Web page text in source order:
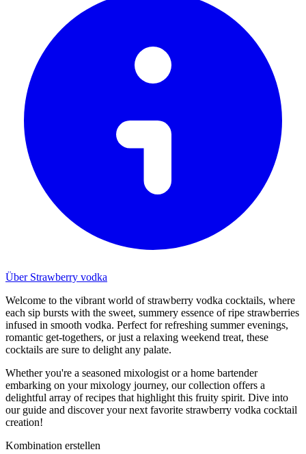
Über Strawberry vodka
Welcome to the vibrant world of strawberry vodka cocktails, where
each sip bursts with the sweet, summery essence of ripe strawberries
infused in smooth vodka. Perfect for refreshing summer evenings,
romantic get-togethers, or just a relaxing weekend treat, these
cocktails are sure to delight any palate.
Whether you're a seasoned mixologist or a home bartender
embarking on your mixology journey, our collection offers a
delightful array of recipes that highlight this fruity spirit. Dive into
our guide and discover your next favorite strawberry vodka cocktail
creation!
Kombination erstellen